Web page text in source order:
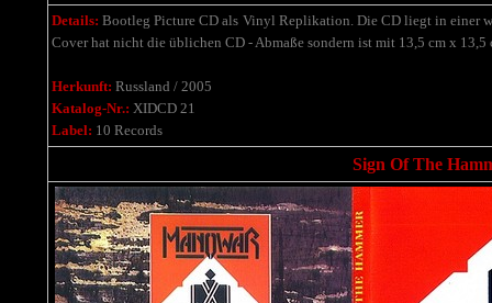
Details: Bootleg Picture CD als Vinyl Replikation. Die CD liegt in einer
Cover hat nicht die üblichen CD - Abmaße sondern ist mit 13,5 cm x
Herkunft: Russland / 2005
Katalog-Nr.: XIDCD 21
Label: 10 Records
Sign Of The